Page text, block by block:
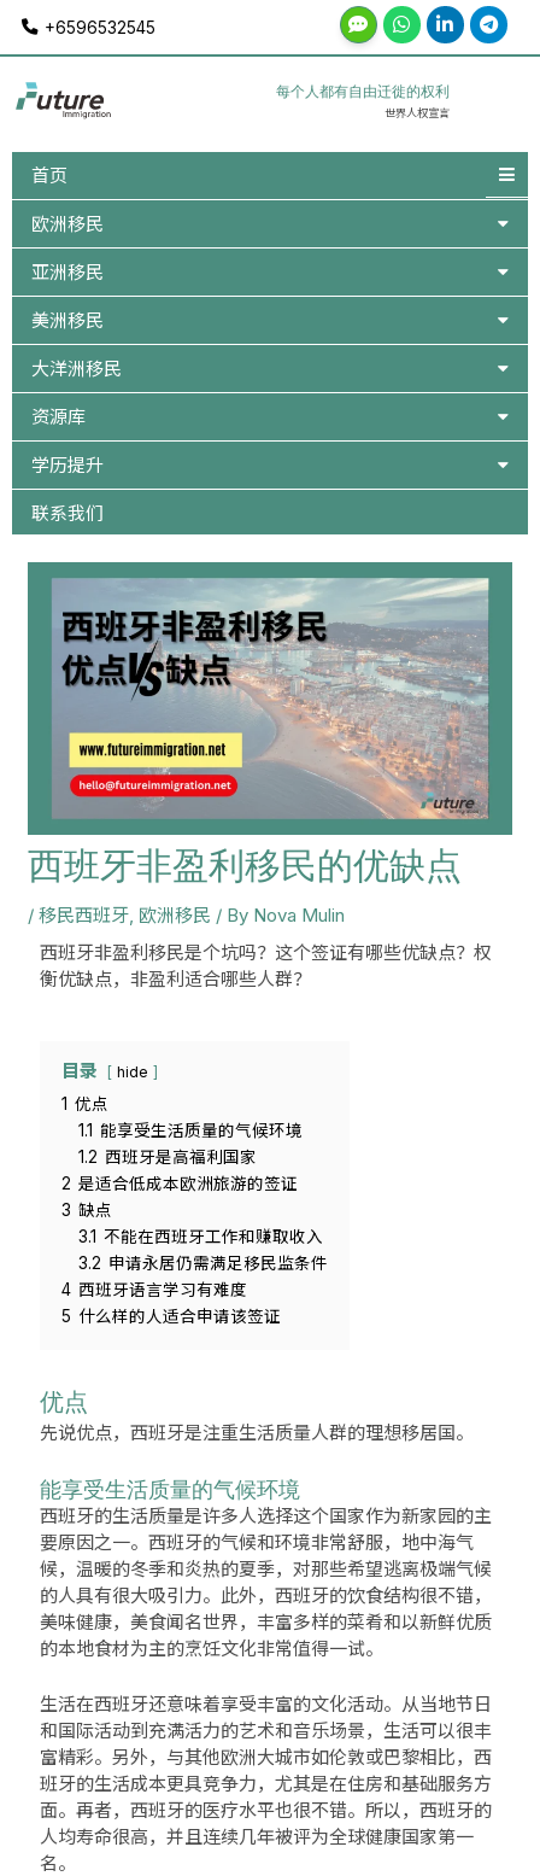
content
+6596532545
每个人都有自由迁徙的权利
世界人权宣言
首页
欧洲移民
亚洲移民
美洲移民
大洋洲移民
资源库
学历提升
联系我们
西班牙非盈利移民的优缺点
/移民西班牙 欧洲移民 / By Nova Mulin
西班牙非盈利移民是个坑吗？这个签证有哪些优缺点？权
衡优缺点，非盈利适合哪些人群？
目录 hide
1 优点
1.1 能享受生活质量的气候环境
1.2 西班牙是高福利国家
2 是适合低成本欧洲旅游的签证
3 缺点
3.1 不能在西班牙工作和赚取收入
3.2 申请永居仍需满足移民监条件
4 西班牙语言学习有难度
5 什么样的人适合申请该签证
优点
先说优点，西班牙是注重生活质量人群的理想移居国。
能享受生活质量的气候环境
西班牙的生活质量是许多人选择这个国家作为新家园的主
要原因之一。西班牙的气候和环境非常舒服，地中海气
候，温暖的冬季和炎热的夏季，对那些希望逃离极端气候
的人具有很大吸引力。此外，西班牙的饮食结构很不错，
美味健康，美食闻名世界，丰富多样的菜肴和以新鲜优质
的本地食材为主的烹饪文化非常值得一试。
生活在西班牙还意味着享受丰富的文化活动。从当地节日
和国际活动到充满活力的艺术和音乐场景，生活可以很丰
富精彩。另外，与其他欧洲大城市如伦敦或巴黎相比，西
班牙的生活成本更具竞争力，尤其是在住房和基础服务方
面。再者，西班牙的医疗水平也很不错。所以，西班牙的
人均寿命很高，并且连续几年被评为全球健康国家第一
名。
Post